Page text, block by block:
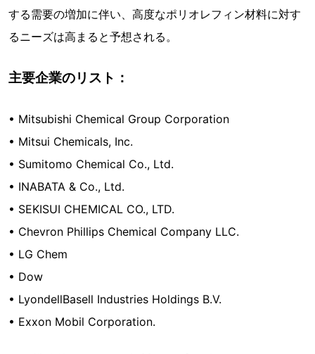
する需要の増加に伴い、高度なポリオレフィン材料に対す
るニーズは高まると予想される。
主要企業のリスト：
• Mitsubishi Chemical Group Corporation
• Mitsui Chemicals, Inc.
• Sumitomo Chemical Co., Ltd.
• INABATA & Co., Ltd.
• SEKISUI CHEMICAL CO., LTD.
• Chevron Phillips Chemical Company LLC.
• LG Chem
• Dow
• LyondellBasell Industries Holdings B.V.
• Exxon Mobil Corporation.